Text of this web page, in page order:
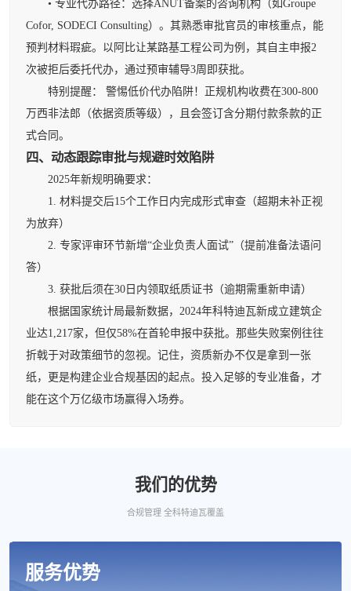
• 专业代办路径：选择ANUT备案的咨询机构（如Groupe
Cofor, SODECI Consulting）。其熟悉审批官员的审核重点，能
预判材料瑕疵。以阿比让某路基工程公司为例，其自主申报2
次被拒后委托代办，通过预审辅导3周即获批。
特别提醒： 警惕低价代办陷阱！正规机构收费在300-800
万西非法郎（依据资质等级），且会签订含分期付款条款的正
式合同。
四、动态跟踪审批与规避时效陷阱
2025年新规明确要求：
1. 材料提交后15个工作日内完成形式审查（超期未补正视
为放弃）
2. 专家评审环节新增“企业负责人面试”（提前准备法语问
答）
3. 获批后须在30日内领取纸质证书（逾期需重新申请）
根据国家统计局最新数据，2024年科特迪瓦新成立建筑企
业达1,217家，但仅58%在首轮申报中获批。那些失败案例往往
折戟于对政策细节的忽视。记住，资质新办不仅是拿到一张
纸，更是构建企业合规基因的起点。投入足够的专业准备，才
能在这个万亿级市场赢得入场券。
我们的优势
合规管理 全科特迪瓦覆盖
服务优势